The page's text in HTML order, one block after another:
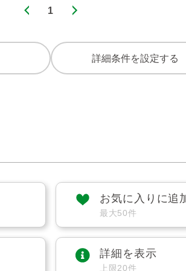
1
詳細条件を設定する
お気に入りに追
最大50件
詳細を表示
上限20件